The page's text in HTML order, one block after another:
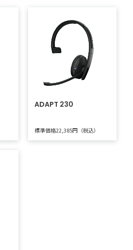
ADAPT 230
標準価格22,385円（税込）